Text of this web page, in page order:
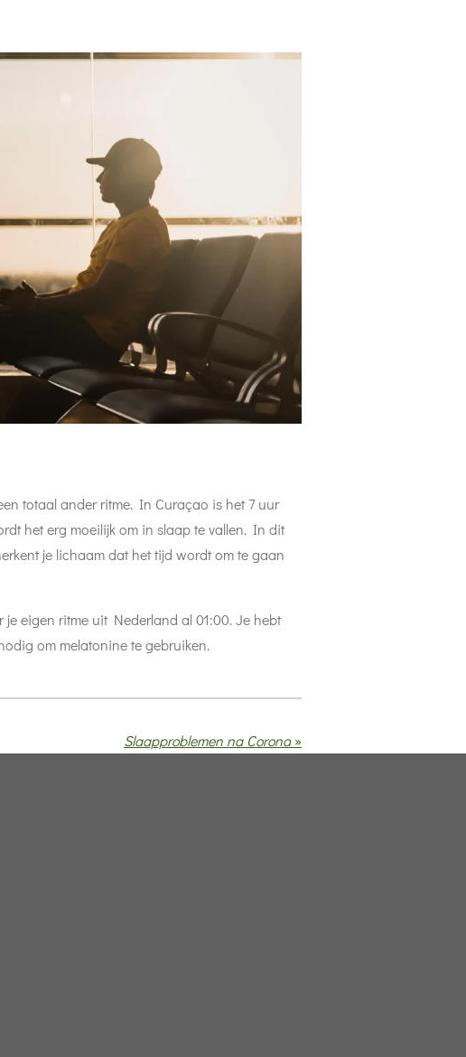
totaal ander ritme. In Curaçao is het 7 uur
het erg moeilijk om in slaap te vallen. In dit
je lichaam dat het tijd wordt om te gaan
eigen ritme uit Nederland al 01:00. Je hebt
om melatonine te gebruiken.
Slaapproblemen na Corona »